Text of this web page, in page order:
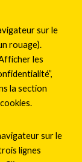
sur le
rouage).
les
la section
sur le
lignes